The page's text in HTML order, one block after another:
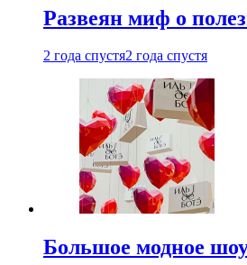
Развеян миф о
2 года спустя2 года спустя
Большое модное